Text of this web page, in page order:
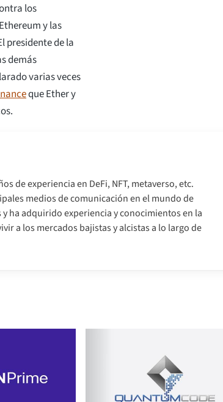
los
y las
presidente de la
demás
varias veces
que Ether y
de experiencia en DeFi, NFT, metaverso, etc.
medios de comunicación en el mundo de
ha adquirido experiencia y conocimientos en la
a los mercados bajistas y alcistas a lo largo de